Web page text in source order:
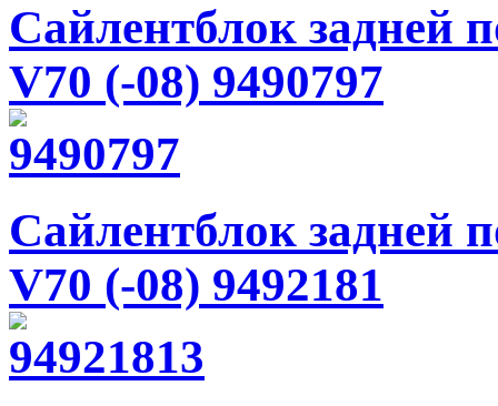
Сайлентблок задней
V70 (-08) 9490797
Сайлентблок задней
V70 (-08) 9492181